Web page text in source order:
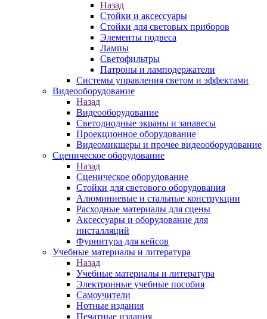
Назад
Стойки и аксессуары
Стойки для световых приборов
Элементы подвеса
Лампы
Светофильтры
Патроны и ламподержатели
Системы управления светом и эффектами
Видеооборудование
Назад
Видеооборудование
Светодиодные экраны и занавесы
Проекционное оборудование
Видеомикшеры и прочее видеооборудование
Сценическое оборудование
Назад
Сценическое оборудование
Стойки для светового оборудования
Алюминиевые и стальные конструкции
Расходные материалы для сцены
Аксессуары и оборудование для
инсталляций
Фурнитура для кейсов
Учебные материалы и литература
Назад
Учебные материалы и литература
Электронные учебные пособия
Самоучители
Нотные издания
Печатные издания